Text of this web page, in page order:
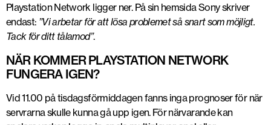
Playstation Network ligger ner. På sin hemsida Sony skriver
endast: ”Vi arbetar för att lösa problemet så snart som möjligt.
Tack för ditt tålamod”.
NÄR KOMMER PLAYSTATION NETWORK
FUNGERA IGEN?
Vid 11.00 på tisdagsförmiddagen fanns inga prognoser för när
servrarna skulle kunna gå upp igen. För närvarande kan